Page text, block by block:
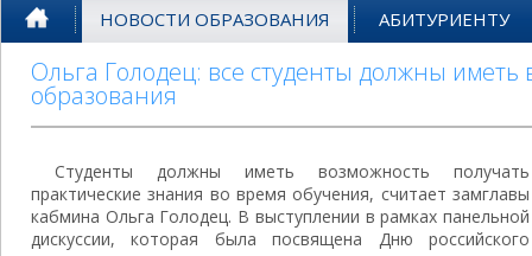
НОВОСТИ ОБРАЗОВАНИЯ АБИТУРИЕНТУ
Ольга Голодец: все студенты должны иметь
образования
Студенты должны иметь возможность получать
практические знания во время обучения, считает замглавы
кабмина Ольга Голодец. В выступлении в рамках панельной
дискуссии, которая была посвящена Дню российского